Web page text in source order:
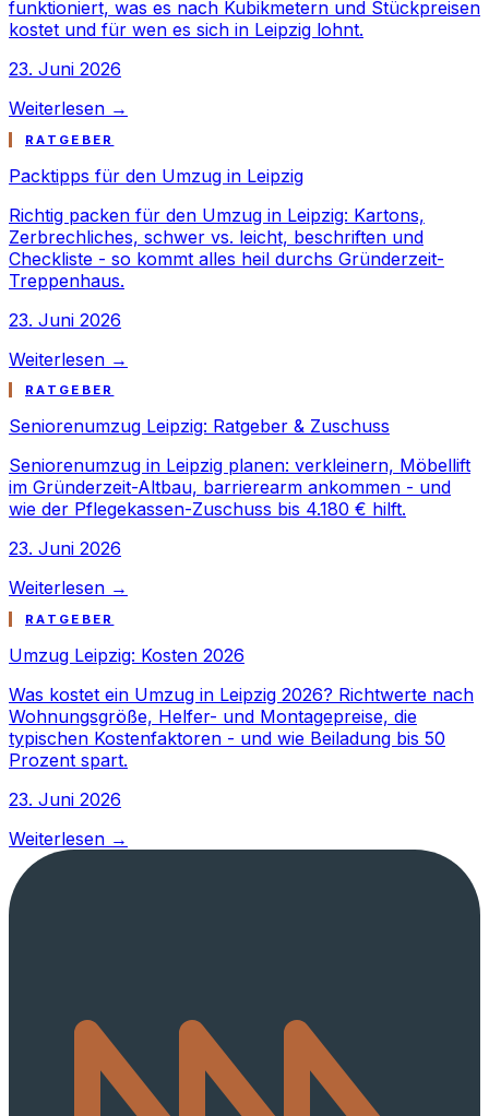
funktioniert, was es nach Kubikmetern und Stückpreisen
kostet und für wen es sich in Leipzig lohnt.
23. Juni 2026
Weiterlesen →
RATGEBER
Packtipps für den Umzug in Leipzig
Richtig packen für den Umzug in Leipzig: Kartons,
Zerbrechliches, schwer vs. leicht, beschriften und
Checkliste - so kommt alles heil durchs Gründerzeit-
Treppenhaus.
23. Juni 2026
Weiterlesen →
RATGEBER
Seniorenumzug Leipzig: Ratgeber & Zuschuss
Seniorenumzug in Leipzig planen: verkleinern, Möbellift
im Gründerzeit-Altbau, barrierearm ankommen - und
wie der Pflegekassen-Zuschuss bis 4.180 € hilft.
23. Juni 2026
Weiterlesen →
RATGEBER
Umzug Leipzig: Kosten 2026
Was kostet ein Umzug in Leipzig 2026? Richtwerte nach
Wohnungsgröße, Helfer- und Montagepreise, die
typischen Kostenfaktoren - und wie Beiladung bis 50
Prozent spart.
23. Juni 2026
Weiterlesen →